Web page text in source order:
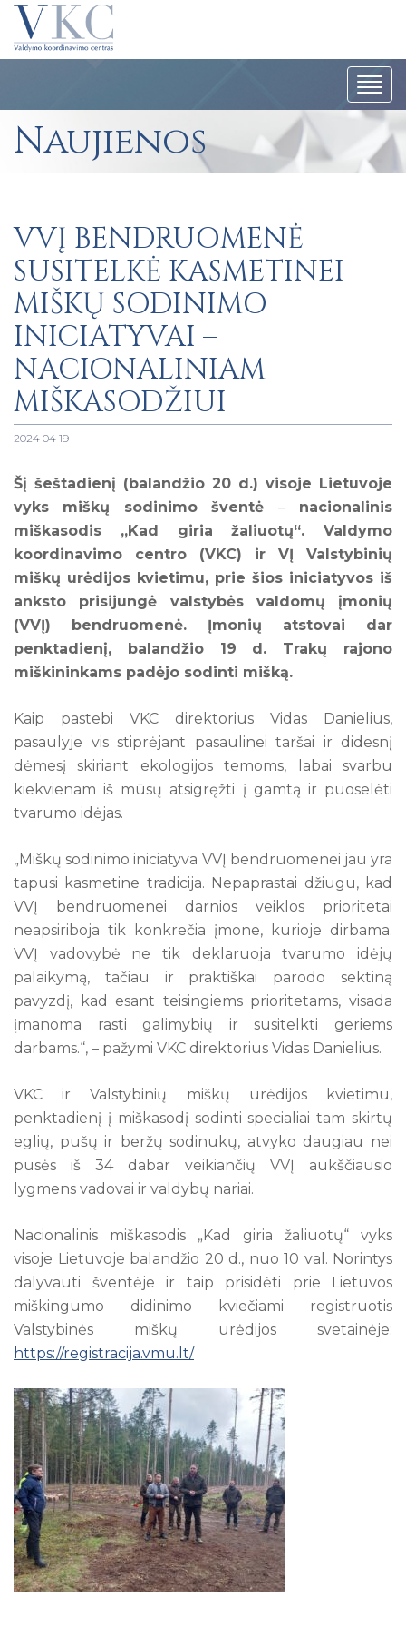
Naujienos
VVĮ BENDRUOMENĖ
SUSITELKĖ KASMETINEI
MIŠKŲ SODINIMO
INICIATYVAI –
NACIONALINIAM
MIŠKASODŽIUI
2024 04 19
Šį šeštadienį (balandžio 20 d.) visoje Lietuvoje
vyks miškų sodinimo šventė –nacionalinis
miškasodis „Kad giria žaliuotų“. Valdymo
koordinavimo centro (VKC) ir VĮ Valstybinių
miškų urėdijos kvietimu, prie šios iniciatyvos iš
anksto prisijungė valstybės valdomų įmonių
(VVĮ) bendruomenė. Įmonių atstovai dar
penktadienį, balandžio 19 d. Trakų rajono
miškininkams padėjo sodinti mišką.
Kaip pastebi VKC direktorius Vidas Danielius,
pasaulyje vis stiprėjant pasaulinei taršai ir didesnį
dėmesį skiriant ekologijos temoms, labai svarbu
kiekvienam iš mūsų atsigręžti į gamtą ir puoselėti
tvarumo idėjas.
„Miškų sodinimo iniciatyva VVĮ bendruomenei jau yra
tapusi kasmetine tradicija. Nepaprastai džiugu, kad
VVĮ bendruomenei darnios veiklos prioritetai
neapsiriboja tik konkrečia įmone, kurioje dirbama.
VVĮ vadovybė ne tik deklaruoja tvarumo idėjų
palaikymą, tačiau ir praktiškai parodo sektiną
pavyzdį, kad esant teisingiems prioritetams, visada
įmanoma rasti galimybių ir susitelkti geriems
darbams.“, – pažymi VKC direktorius Vidas Danielius.
VKC ir Valstybinių miškų urėdijos kvietimu,
penktadienį į miškasodį sodinti specialiai tam skirtų
eglių, pušų ir beržų sodinukų, atvyko daugiau nei
pusės iš 34 dabar veikiančių VVĮ aukščiausio
lygmens vadovai ir valdybų nariai.
Nacionalinis miškasodis „Kad giria žaliuotų“ vyks
visoje Lietuvoje balandžio 20 d., nuo 10 val. Norintys
dalyvauti šventėje ir taip prisidėti prie Lietuvos
miškingumo didinimo kviečiami registruotis
Valstybinės miškų urėdijos svetainėje:
https://registracija.vmu.lt/